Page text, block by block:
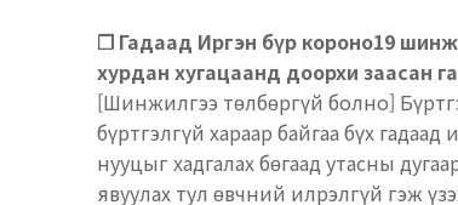
❐ Гадаад Иргэн бүр короно19
хурдан хугацаанд доорхи заасан
[Шинжилгээ төлбөргүй болно]
бүртгэлгүй хараар байгаа бүх
нууцыг хадгалах бөгаад утасны
явуулах тул өвчний илрэлгүй гэж